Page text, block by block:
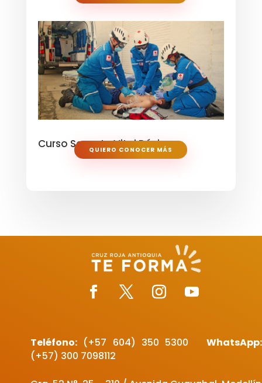
Curso Soporte Vital Básico
QUIERO CONOCER MÁS
Teléfono: (+57 604) 350 5300
WhatsApp:
(+57) 300 7098112